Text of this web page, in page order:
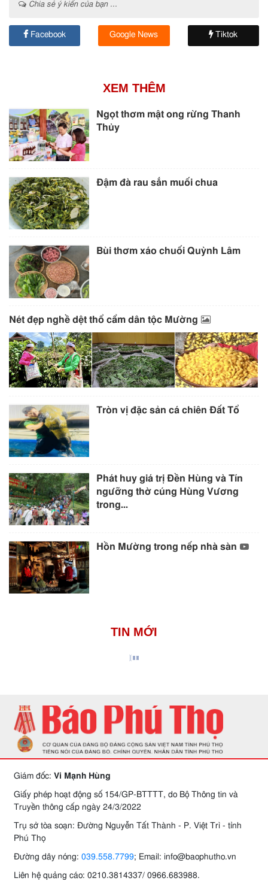
Chia sẻ ý kiến của bạn ...
Facebook Google News Tiktok
XEM THÊM
Ngọt thơm mật ong rừng Thanh
Thủy
Đậm đà rau sắn muối chua
Bùi thơm xáo chuối Quỳnh Lâm
Nét đẹp nghề dệt thổ cẩm dân tộc Mường
Tròn vị đặc sản cá chiên Đất Tổ
Phát huy giá trị Đền Hùng và Tín
ngưỡng thờ cúng Hùng Vương
trong...
Hồn Mường trong nếp nhà sàn
TIN MỚI
Giám đốc: Vi Mạnh Hùng
Giấy phép hoạt động số 154/GP-BTTTT, do Bộ Thông tin và
Truyền thông cấp ngày 24/3/2022
Trụ sở tòa soạn: Đường Nguyễn Tất Thành - P. Việt Trì - tỉnh
Phú Thọ
Đường dây nóng: 039.558.7799; Email: info@baophutho.vn
Liên hệ quảng cáo: 0210.3814337/ 0966.683988.